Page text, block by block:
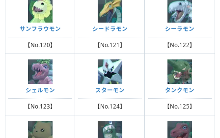
サンフラウモン
【No.120】
シードラモン
【No.121】
シーラモン
【No.122】
シェルモン
【No.123】
スターモン
【No.124】
タンクモン
【No.125】